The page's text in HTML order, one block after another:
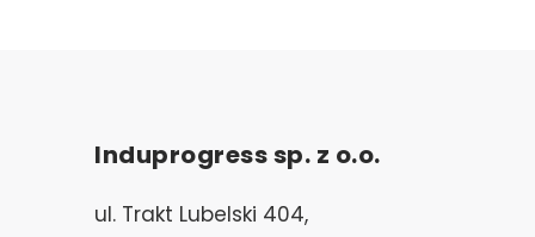
Induprogress sp. z o.o.
ul. Trakt Lubelski 404,